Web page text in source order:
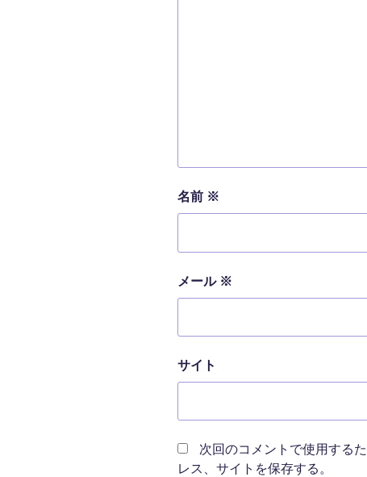
名前 ※
メール ※
サイト
次回のコメントで使用する
レス、サイトを保存する。